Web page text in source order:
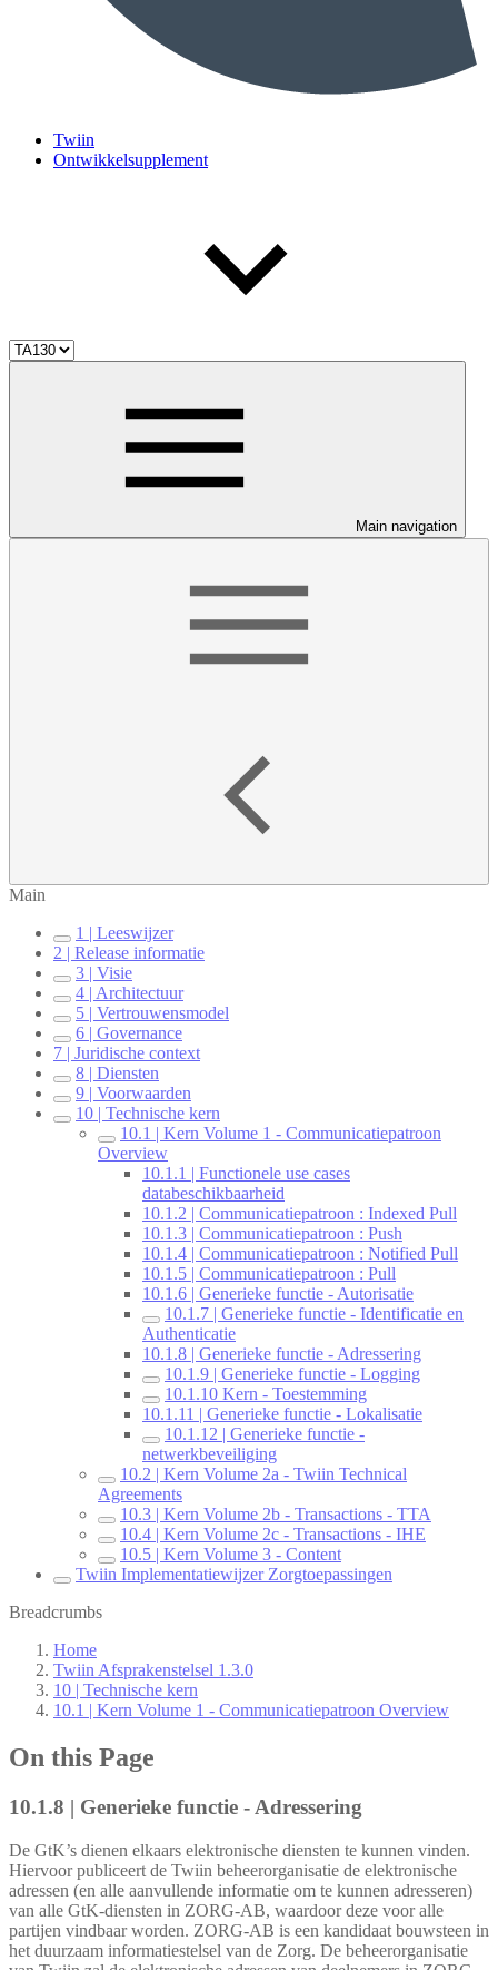
Twiin
Ontwikkelsupplement
Main navigation
Main
1 | Leeswijzer
2 | Release informatie
3 | Visie
4 | Architectuur
5 | Vertrouwensmodel
6 | Governance
7 | Juridische context
8 | Diensten
9 | Voorwaarden
10 | Technische kern
10.1 | Kern Volume 1 - Communicatiepatroon
Overview
10.1.1 | Functionele use cases
databeschikbaarheid
10.1.2 | Communicatiepatroon : Indexed Pull
10.1.3 | Communicatiepatroon : Push
10.1.4 | Communicatiepatroon : Notified Pull
10.1.5 | Communicatiepatroon : Pull
10.1.6 | Generieke functie - Autorisatie
10.1.7 | Generieke functie - Identificatie en
Authenticatie
10.1.8 | Generieke functie - Adressering
10.1.9 | Generieke functie - Logging
10.1.10 Kern - Toestemming
10.1.11 | Generieke functie - Lokalisatie
10.1.12 | Generieke functie -
netwerkbeveiliging
10.2 | Kern Volume 2a - Twiin Technical
Agreements
10.3 | Kern Volume 2b - Transactions - TTA
10.4 | Kern Volume 2c - Transactions - IHE
10.5 | Kern Volume 3 - Content
Twiin Implementatiewijzer Zorgtoepassingen
Breadcrumbs
Home
Twiin Afsprakenstelsel 1.3.0
10 | Technische kern
10.1 | Kern Volume 1 - Communicatiepatroon Overview
On this Page
10.1.8 | Generieke functie - Adressering
De GtK’s dienen elkaars elektronische diensten te kunnen vinden.
Hiervoor publiceert de Twiin beheerorganisatie de elektronische
adressen (en alle aanvullende informatie om te kunnen adresseren)
van alle GtK-diensten in ZORG-AB, waardoor deze voor alle
partijen vindbaar worden. ZORG-AB is een kandidaat bouwsteen in
het duurzaam informatiestelsel van de Zorg. De beheerorganisatie